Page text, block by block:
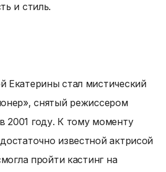
и стиль.
Екатерины стал мистический
снятый режиссером
году. К тому моменту
известной актрисой
пройти кастинг на